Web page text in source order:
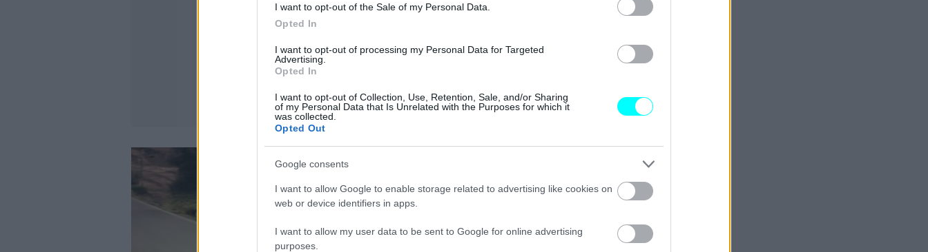
I want to opt-out of the Sale of my Personal Data.
Opted In
I want to opt-out of processing my Personal Data for Targeted
Advertising.
Opted In
I want to opt-out of Collection, Use, Retention, Sale, and/or Sharing
of my Personal Data that Is Unrelated with the Purposes for which it
was collected.
Opted Out
Google consents
I want to allow Google to enable storage related to advertising like cookies on
web or device identifiers in apps.
I want to allow my user data to be sent to Google for online advertising
purposes.